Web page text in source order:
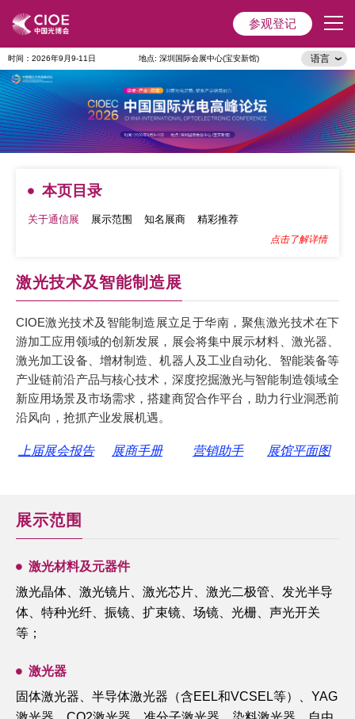
参观登记
时间：2026年9月9-11日 地点: 深圳国际会展中心(宝安新馆) 语言
首页
展会主题
观众服务
媒体中心
展会指引
本页目录
关于通信展 展示范围 知名展商 精彩推荐
点击了解详情
激光技术及智能制造展
CIOE激光技术及智能制造展立足于华南，聚焦激光技术在下
游加工应用领域的创新发展，展会将集中展示材料、激光器、
激光加工设备、增材制造、机器人及工业自动化、智能装备等
产业链前沿产品与核心技术，深度挖掘激光与智能制造领域全
新应用场景及市场需求，搭建商贸合作平台，助力行业洞悉前
沿风向，抢抓产业发展机遇。
上届展会报告 展商手册 营销助手 展馆平面图
展示范围
激光材料及元器件
激光晶体、激光镜片、激光芯片、激光二极管、发光半导
体、特种光纤、振镜、扩束镜、场镜、光栅、声光开关
等；
激光器
固体激光器、半导体激光器（含EEL和VCSEL等）、YAG